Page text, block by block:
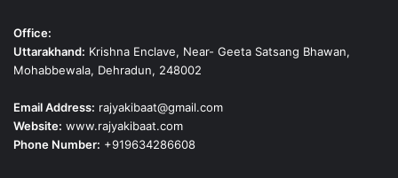
Office:
Uttarakhand: Krishna Enclave, Near- Geeta Satsang Bhawan,
Mohabbewala, Dehradun, 248002
Email Address: rajyakibaat@gmail.com
Website: www.rajyakibaat.com
Phone Number: +919634286608